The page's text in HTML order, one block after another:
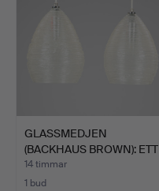
GLASSMEDJEN
(BACKHAUS BROWN): ETT
PAR pend…
14 timmar
1 bud